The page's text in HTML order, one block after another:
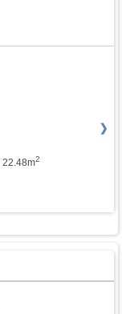
22.48m2